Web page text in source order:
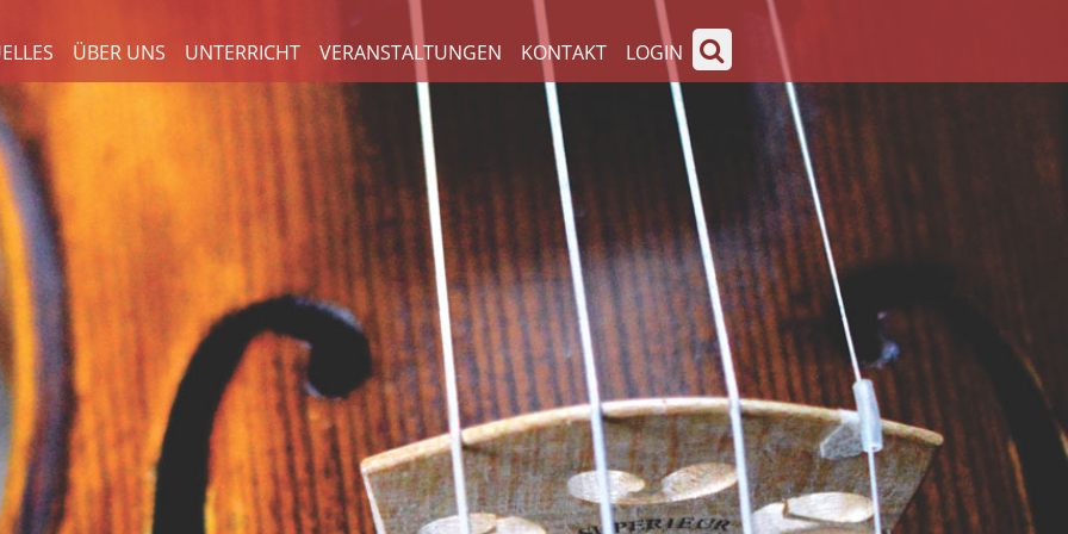
ÜBER UNS UNTERRICHT VERANSTALTUNGEN KONTAKT LOGIN